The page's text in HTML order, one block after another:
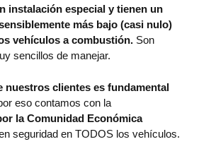
instalación especial y tienen un
más bajo (casi nulo)
vehículos a combustión. Son
sencillos de manejar.
nuestros clientes es fundamental
eso contamos con la
la Comunidad Económica
seguridad en TODOS los vehículos.